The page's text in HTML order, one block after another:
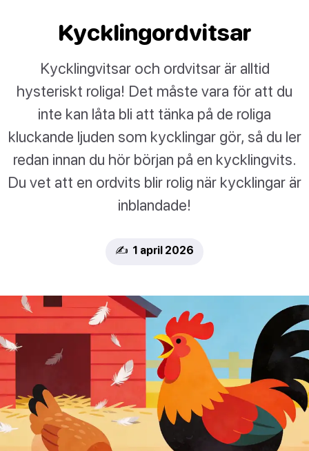
Kycklingordvitsar
Kycklingvitsar och ordvitsar är alltid
hysteriskt roliga! Det måste vara för att du
inte kan låta bli att tänka på de roliga
kluckande ljuden som kycklingar gör, så du ler
redan innan du hör början på en kycklingvits.
Du vet att en ordvits blir rolig när kycklingar är
inblandade!
✍️ 1 april 2026